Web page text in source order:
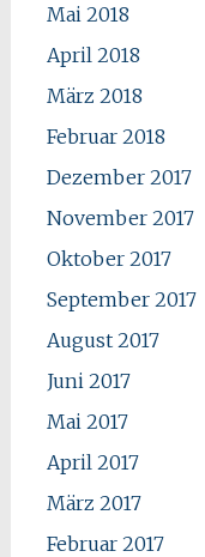
Mai 2018
April 2018
März 2018
Februar 2018
Dezember 2017
November 2017
Oktober 2017
September 2017
August 2017
Juni 2017
Mai 2017
April 2017
März 2017
Februar 2017